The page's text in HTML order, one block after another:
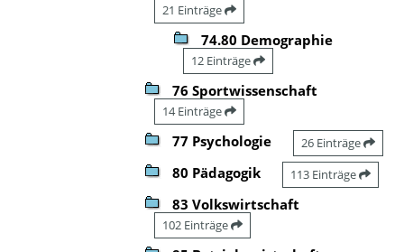
21 Einträge
74.80 Demographie
12 Einträge
76 Sportwissenschaft
14 Einträge
77 Psychologie 26 Einträge
80 Pädagogik 113 Einträge
83 Volkswirtschaft
102 Einträge